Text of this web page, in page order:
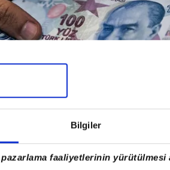
Bilgiler
faaliyetlerinin yürütülmesi